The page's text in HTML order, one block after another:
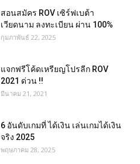
สอนสมัคร ROV เซิร์ฟเบต้า
เวียดนาม ลงทะเบียน ผ่าน 100%
กุมภาพันธ์ 22, 2025
แจกฟรีโค้ดเหรียญโปรลีก ROV
2021 ด่วน !!
มีนาคม 21, 2021
6 อันดับเกมที่ ได้เงิน เล่นเกมได้เงิน
จริง 2025
พฤษภาคม 28, 2025